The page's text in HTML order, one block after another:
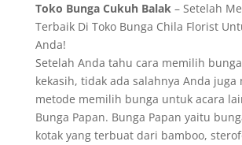
Toko Bunga Cukuh Balak– Setelah
Terbaik Di Toko Bunga Chila Florist
Anda!
Setelah Anda tahu cara memilih
kekasih, tidak ada salahnya Anda juga
metode memilih bunga untuk acara
Bunga Papan. Bunga Papan yaitu
kotak yang terbuat dari bamboo,